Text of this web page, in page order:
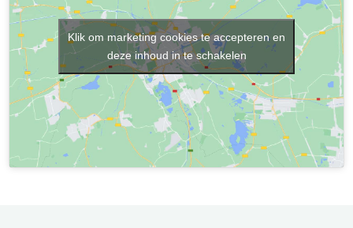
Klik om marketing cookies te accepteren en
deze inhoud in te schakelen